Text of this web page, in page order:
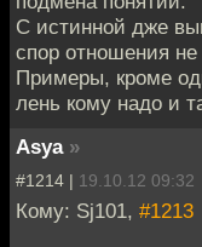
С истинной дже
спор отношения не
Примеры, кроме
лень кому надо и
Asya »
#1214 | 19.10.12 09:32
Кому: Sj101, #1213